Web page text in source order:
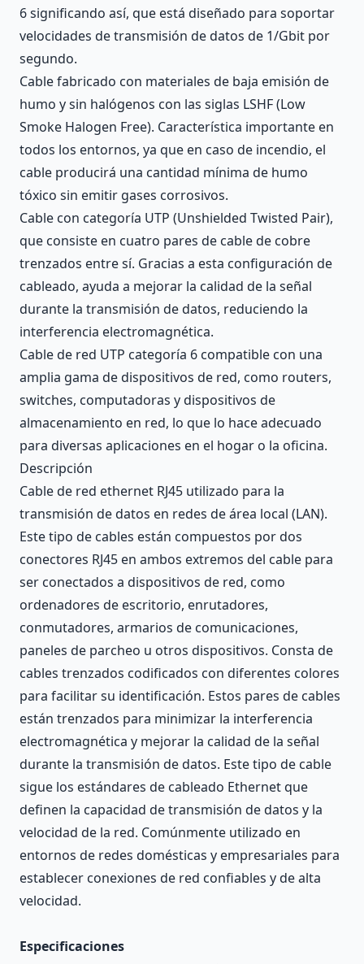
6 significando así, que está diseñado para soportar
velocidades de transmisión de datos de 1/Gbit por
segundo.
Cable fabricado con materiales de baja emisión de
humo y sin halógenos con las siglas LSHF (Low
Smoke Halogen Free). Característica importante en
todos los entornos, ya que en caso de incendio, el
cable producirá una cantidad mínima de humo
tóxico sin emitir gases corrosivos.
Cable con categoría UTP (Unshielded Twisted Pair),
que consiste en cuatro pares de cable de cobre
trenzados entre sí. Gracias a esta configuración de
cableado, ayuda a mejorar la calidad de la señal
durante la transmisión de datos, reduciendo la
interferencia electromagnética.
Cable de red UTP categoría 6 compatible con una
amplia gama de dispositivos de red, como routers,
switches, computadoras y dispositivos de
almacenamiento en red, lo que lo hace adecuado
para diversas aplicaciones en el hogar o la oficina.
Descripción
Cable de red ethernet RJ45 utilizado para la
transmisión de datos en redes de área local (LAN).
Este tipo de cables están compuestos por dos
conectores RJ45 en ambos extremos del cable para
ser conectados a dispositivos de red, como
ordenadores de escritorio, enrutadores,
conmutadores, armarios de comunicaciones,
paneles de parcheo u otros dispositivos. Consta de
cables trenzados codificados con diferentes colores
para facilitar su identificación. Estos pares de cables
están trenzados para minimizar la interferencia
electromagnética y mejorar la calidad de la señal
durante la transmisión de datos. Este tipo de cable
sigue los estándares de cableado Ethernet que
definen la capacidad de transmisión de datos y la
velocidad de la red. Comúnmente utilizado en
entornos de redes domésticas y empresariales para
establecer conexiones de red confiables y de alta
velocidad.
Especificaciones